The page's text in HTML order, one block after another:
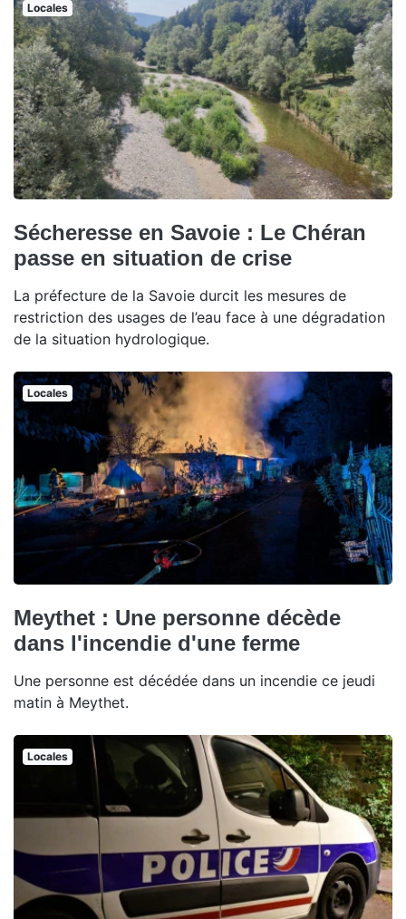
Locales
Sécheresse en Savoie : Le Chéran
passe en situation de crise
La préfecture de la Savoie durcit les mesures de
restriction des usages de l’eau face à une dégradation
de la situation hydrologique.
Locales
Meythet : Une personne décède
dans l'incendie d'une ferme
Une personne est décédée dans un incendie ce jeudi
matin à Meythet.
Locales